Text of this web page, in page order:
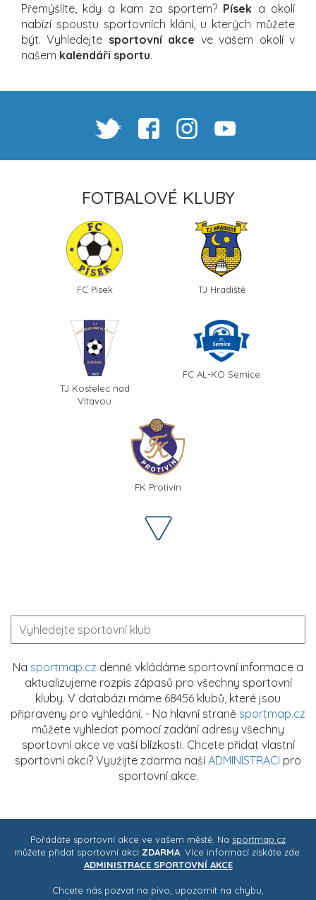
Přemýšlíte, kdy a kam za sportem? Písek a okolí
nabízí spoustu sportovních klání, u kterých můžete
být. Vyhledejte sportovní akce ve vašem okolí v
našem kalendáři sportu.
FOTBALOVÉ KLUBY
FC Písek TJ Hradiště
TJ Kostelec nad
Vltavou
FC AL-KO Semice
FK Protivín
Na sportmap.cz denně vkládáme sportovní informace a
aktualizujeme rozpis zápasů pro všechny sportovní
kluby. V databázi máme 68456 klubů, které jsou
připraveny pro vyhledání. - Na hlavní straně sportmap.cz
můžete vyhledat pomocí zadání adresy všechny
sportovní akce ve vaší blízkosti. Chcete přidat vlastní
sportovní akci? Využijte zdarma naší ADMINISTRACI pro
sportovní akce.
Pořádáte sportovní akce ve vašem městě. Na sportmap.cz
můžete přidat sportovní akci ZDARMA . Více informací získáte zde:
ADMINISTRACE SPORTOVNÍ AKCE
Chcete nás pozvat na pivo, upozornit na chybu,